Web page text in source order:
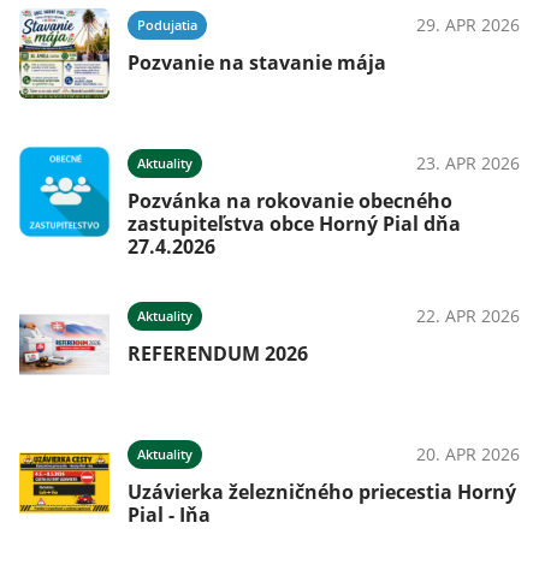
Podujatia 29. APR 2026
Pozvanie na stavanie mája
Aktuality 23. APR 2026
Pozvánka na rokovanie obecného
zastupiteľstva obce Horný Pial dňa
27.4.2026
Aktuality 22. APR 2026
REFERENDUM 2026
Aktuality 20. APR 2026
Uzávierka železničného priecestia Horný
Pial - Iňa